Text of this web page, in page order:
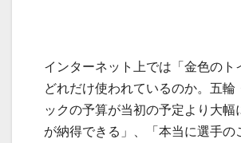
インターネット上では「金色のト
どれだけ使われているのか。五輪
ックの予算が当初の予定より大幅
が納得できる」、「本当に選手の